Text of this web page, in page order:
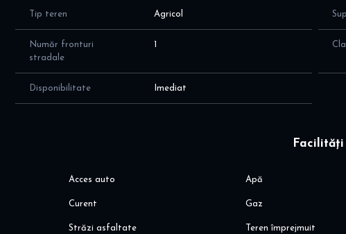
Pentru mai multe detalii, va astept aici dinoiuimobiliare.ro
Tip teren Agricol
Număr fronturi
stradale
1
Disponibilitate Imediat
Facilități
Acces auto Apă
Curent Gaz
Străzi asfaltate Teren împrejmuit